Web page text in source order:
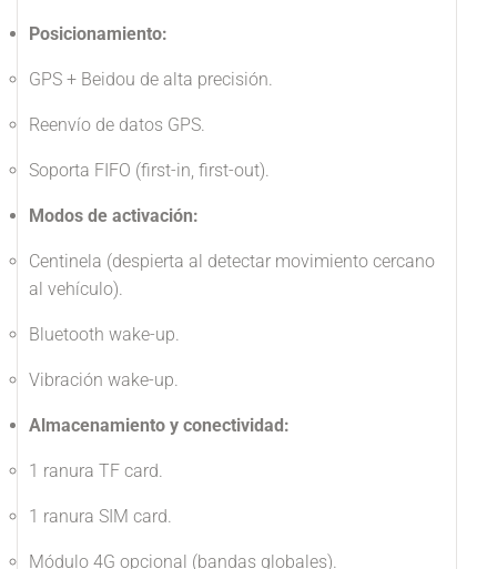
Posicionamiento:
GPS + Beidou de alta precisión.
Reenvío de datos GPS.
Soporta FIFO (first-in, first-out).
Modos de activación:
Centinela (despierta al detectar movimiento cercano
al vehículo).
Bluetooth wake-up.
Vibración wake-up.
Almacenamiento y conectividad:
1 ranura TF card.
1 ranura SIM card.
Módulo 4G opcional (bandas globales).